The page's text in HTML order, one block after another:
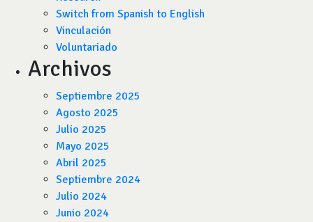
Switch from Spanish to English
Vinculación
Voluntariado
Archivos
Septiembre 2025
Agosto 2025
Julio 2025
Mayo 2025
Abril 2025
Septiembre 2024
Julio 2024
Junio 2024